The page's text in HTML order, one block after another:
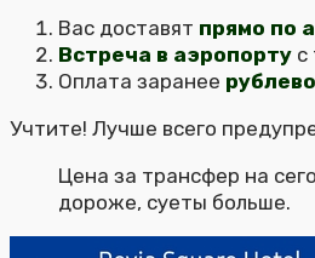
Вас доставят прямо по
Встреча в аэропорту с
Оплата заранее
Учтите! Лучше всего
Цена за трансфер на
дороже, суеты больше.